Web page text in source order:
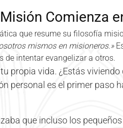
Comienza
que resume su filosofía
mismos en misioneros.»
de intentar evangelizar a otros.
propia vida. ¿Estás
personal es el primer paso
que incluso los